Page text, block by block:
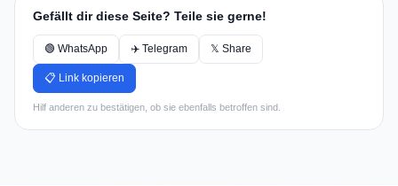
Gefällt dir diese Seite? Teile sie gerne!
🟢 WhatsApp ✈️ Telegram 𝕏 Share
📋 Link kopieren
Hilf anderen zu bestätigen, ob sie ebenfalls betroffen sind.